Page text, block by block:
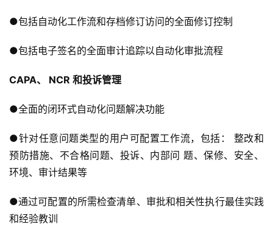
●包括自动化工作流和存档修订访问的全面修订控制
●包括电子签名的全面审计追踪以自动化审批流程
CAPA、 NCR 和投诉管理
●全面的闭环式自动化问题解决功能
●针对任意问题类型的用户可配置工作流，包括： 整改和
预防措施、不合格问题、投诉、内部问 题、保修、安全、
环境、审计结果等
●通过可配置的所需检查清单、审批和相关性执行最佳实践
和经验教训